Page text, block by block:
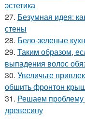
эстетика
27. Безумная идея:
стены
28. Бело-зеленые
29. Таким образом,
выпадения волос
30. Увеличьте
обшить фронтон
31. Решаем проблему
древесину